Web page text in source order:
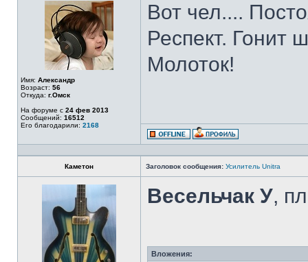
Имя: Александр
Возраст: 56
Откуда: г.Омск
На форуме с 24 фев 2013
Сообщений: 16512
Его благодарили: 2168
Вот чел....
Респект. Гонит
Молоток!
Каметон Заголовок сообщения: Усилитель Unitra
Весельчак У,
Вложения: